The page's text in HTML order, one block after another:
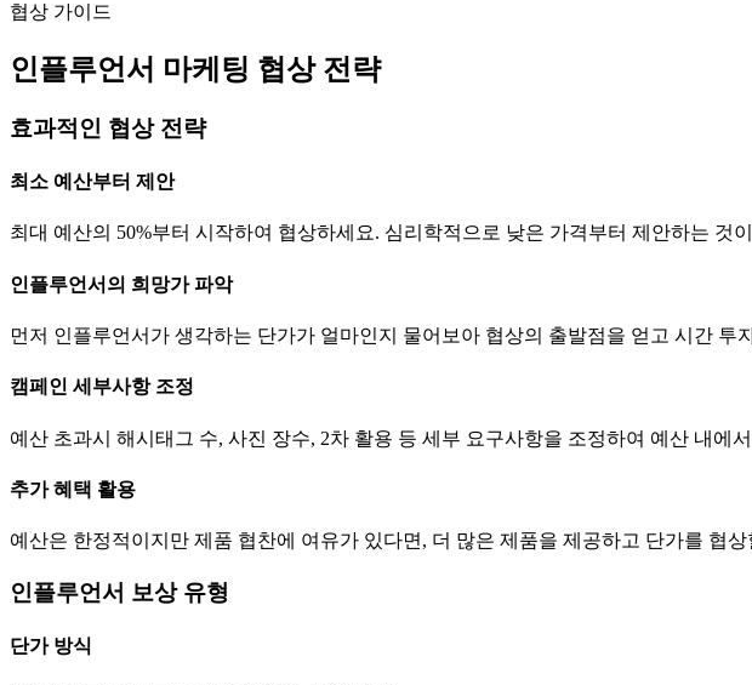
협상 가이드
인플루언서 마케팅 협상 전략
효과적인 협상 전략
최소 예산부터 제안
최대 예산의 50%부터 시작하여 협상하세요. 심리학적으로 낮은 가격부터 제안하는 것
인플루언서의 희망가 파악
먼저 인플루언서가 생각하는 단가가 얼마인지 물어보아 협상의 출발점을 얻고 시간 투
캠페인 세부사항 조정
예산 초과시 해시태그 수, 사진 장수, 2차 활용 등 세부 요구사항을 조정하여 예산 내에
추가 혜택 활용
예산은 한정적이지만 제품 협찬에 여유가 있다면, 더 많은 제품을 제공하고 단가를 협상
인플루언서 보상 유형
단가방식